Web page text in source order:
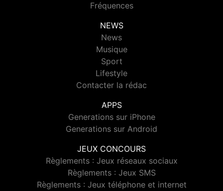
Fréquences
NEWS
News
Musique
Sport
Lifestyle
Contacter la rédac
APPS
Generations sur iPhone
Generations sur Android
JEUX CONCOURS
Règlements : Jeux réseaux sociaux
Règlements : Jeux SMS
Règlements : Jeux téléphone et internet